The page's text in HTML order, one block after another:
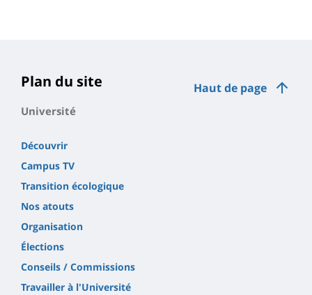
Haut de page
Plan du site
Université
Découvrir
Campus TV
Transition écologique
Nos atouts
Organisation
Élections
Conseils / Commissions
Travailler à l'Université